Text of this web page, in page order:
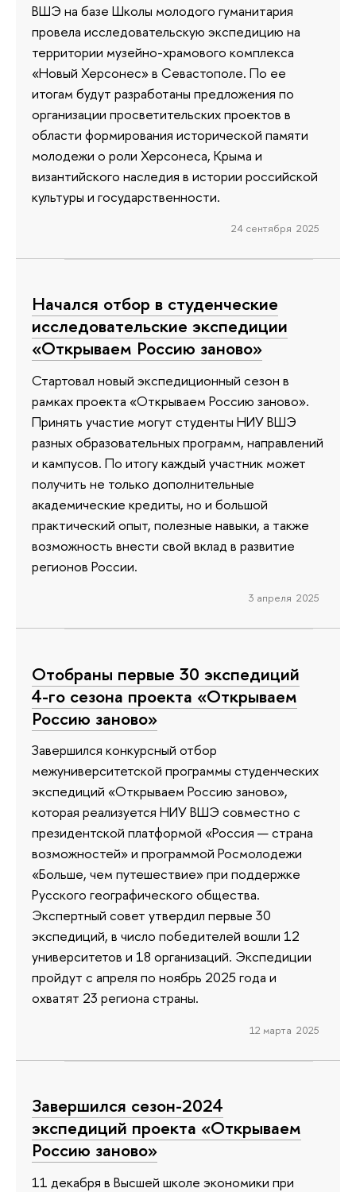
ВШЭ на базе Школы молодого гуманитария
провела исследовательскую экспедицию на
территории музейно-храмового комплекса
«Новый Херсонес» в Севастополе. По ее
итогам будут разработаны предложения по
организации просветительских проектов в
области формирования исторической памяти
молодежи о роли Херсонеса, Крыма и
византийского наследия в истории российской
культуры и государственности.
24 сентября 2025
Начался отбор в студенческие
исследовательские экспедиции
«Открываем Россию заново»
Стартовал новый экспедиционный сезон в
рамках проекта «Открываем Россию заново».
Принять участие могут студенты НИУ ВШЭ
разных образовательных программ, направлений
и кампусов. По итогу каждый участник может
получить не только дополнительные
академические кредиты, но и большой
практический опыт, полезные навыки, а также
возможность внести свой вклад в развитие
регионов России.
3 апреля 2025
Отобраны первые 30 экспедиций
4-го сезона проекта «Открываем
Россию заново»
Завершился конкурсный отбор
межуниверситетской программы студенческих
экспедиций «Открываем Россию заново»,
которая реализуется НИУ ВШЭ совместно с
президентской платформой «Россия — страна
возможностей» и программой Росмолодежи
«Больше, чем путешествие» при поддержке
Русского географического общества.
Экспертный совет утвердил первые 30
экспедиций, в число победителей вошли 12
университетов и 18 организаций. Экспедиции
пройдут с апреля по ноябрь 2025 года и
охватят 23 региона страны.
12 марта 2025
Завершился сезон-2024
экспедиций проекта «Открываем
Россию заново»
11 декабря в Высшей школе экономики при